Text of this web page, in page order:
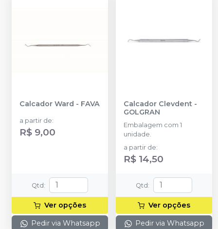
Calcador Ward - FAVA
a partir de:
R$ 9,00
Qtd:
Ver opções
Pedir via Whatsapp
Calcador Clevdent -
GOLGRAN
Embalagem com 1
unidade.
a partir de:
R$ 14,50
Qtd:
Ver opções
Pedir via Whatsapp